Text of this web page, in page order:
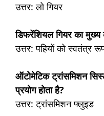
उत्तर: लो गियर
डिफरेंशियल गियर का मुख्य
उत्तर: पहियों को स्वतंत्र
ऑटोमेटिक ट्रांसमिशन
प्रयोग होता है?
उत्तर: ट्रांसमिशन फ्लुइड